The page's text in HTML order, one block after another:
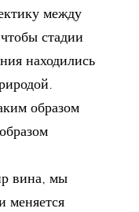
между
стадии
находились
образом
вина, мы
меняется
В